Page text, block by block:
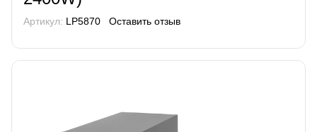
Артикул: LP5870 Оставить отзыв